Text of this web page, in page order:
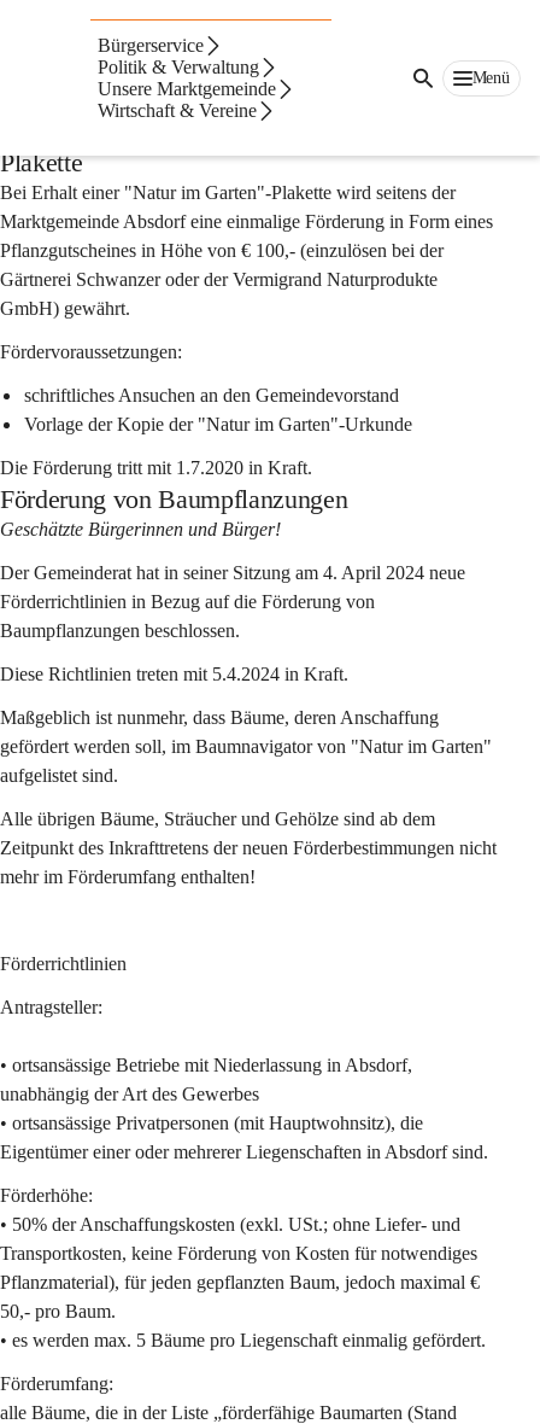
Bürgerservice
Politik & Verwaltung
Unsere Marktgemeinde
Wirtschaft & Vereine
Menü
Förderungen
Förderung bei Erhalt einer "Natur im Garten"-
Plakette
Bei Erhalt einer "Natur im Garten"-Plakette wird seitens der
Marktgemeinde Absdorf eine einmalige Förderung in Form eines
Pflanzgutscheines in Höhe von € 100,- (einzulösen bei der
Gärtnerei Schwanzer oder der Vermigrand Naturprodukte
GmbH) gewährt.
Fördervoraussetzungen:
schriftliches Ansuchen an den Gemeindevorstand
Vorlage der Kopie der "Natur im Garten"-Urkunde
Die Förderung tritt mit 1.7.2020 in Kraft.
Förderung von Baumpflanzungen
Geschätzte Bürgerinnen und Bürger!
Der Gemeinderat hat in seiner Sitzung am 4. April 2024 neue
Förderrichtlinien in Bezug auf die Förderung von
Baumpflanzungen beschlossen.
Diese Richtlinien treten mit 5.4.2024 in Kraft.
Maßgeblich ist nunmehr, dass Bäume, deren Anschaffung
gefördert werden soll, im Baumnavigator von "Natur im Garten"
aufgelistet sind.
Alle übrigen Bäume, Sträucher und Gehölze sind ab dem
Zeitpunkt des Inkrafttretens der neuen Förderbestimmungen nicht
mehr im Förderumfang enthalten!
Förderrichtlinien
Antragsteller:
• ortsansässige Betriebe mit Niederlassung in Absdorf,
unabhängig der Art des Gewerbes
• ortsansässige Privatpersonen (mit Hauptwohnsitz), die
Eigentümer einer oder mehrerer Liegenschaften in Absdorf sind.
Förderhöhe:
• 50% der Anschaffungskosten (exkl. USt.; ohne Liefer- und
Transportkosten, keine Förderung von Kosten für notwendiges
Pflanzmaterial), für jeden gepflanzten Baum, jedoch maximal €
50,- pro Baum.
• es werden max. 5 Bäume pro Liegenschaft einmalig gefördert.
Förderumfang:
alle Bäume, die in der Liste „förderfähige Baumarten (Stand